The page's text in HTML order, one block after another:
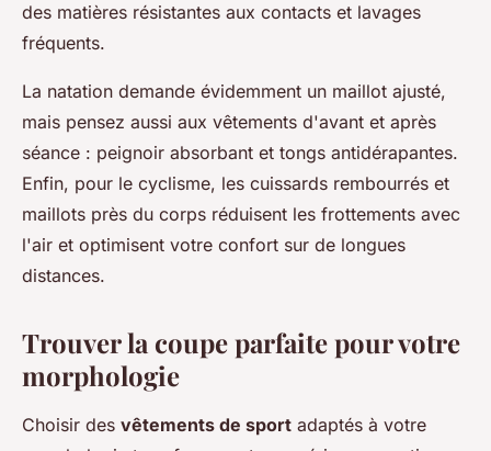
des matières résistantes aux contacts et lavages
fréquents.
La natation demande évidemment un maillot ajusté,
mais pensez aussi aux vêtements d'avant et après
séance : peignoir absorbant et tongs antidérapantes.
Enfin, pour le cyclisme, les cuissards rembourrés et
maillots près du corps réduisent les frottements avec
l'air et optimisent votre confort sur de longues
distances.
Trouver la coupe parfaite pour votre
morphologie
Choisir des vêtements de sport adaptés à votre